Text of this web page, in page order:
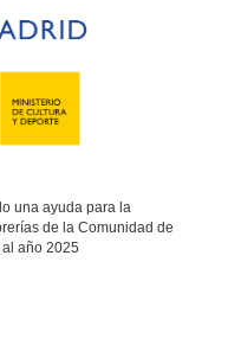
una ayuda para la
de la Comunidad de
año 2025